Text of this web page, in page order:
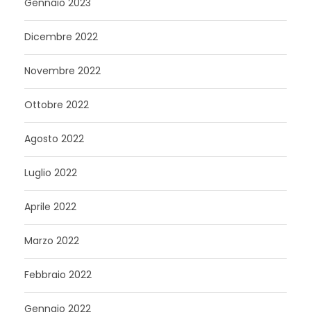
Gennaio 2023
Dicembre 2022
Novembre 2022
Ottobre 2022
Agosto 2022
Luglio 2022
Aprile 2022
Marzo 2022
Febbraio 2022
Gennaio 2022